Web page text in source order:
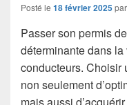
Posté le 18 février 2025par
Passer son permis
déterminante dans
conducteurs. Choisir
non seulement
mais aussi